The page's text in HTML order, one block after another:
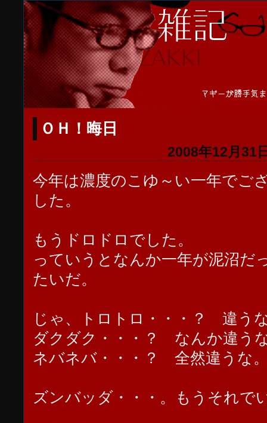
ＯＨ！晦日
2008年12月31
今年は濃度のこゆ～い一年でご
した。
もうドロドロでした。
っていうとなんか一年が泥沼だ
たいだ。
じゃ、トロトロ・・・？ 違う
ダクダク・・・？ なんか違う
ネバネバ・・・？ 全然違うな
ズンバッダ・・・。もうそれで